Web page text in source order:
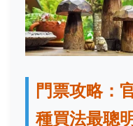
門票攻略：
種買法最聰